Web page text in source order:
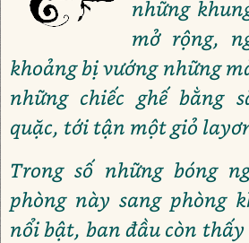
những
mở rộng,
khoảng bị vướng những
những chiếc ghế bằng
quặc, tới tận một giỏ
Trong số những bóng
phòng này sang phòng
nổi bật, ban đầu còn thấy